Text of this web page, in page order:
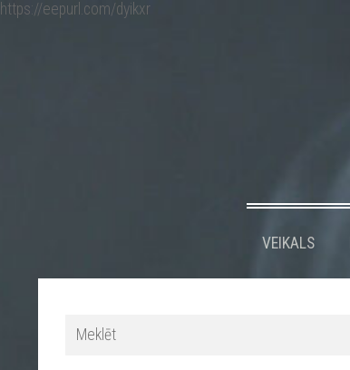
https://eepurl.com/dyikxr
VEIKALS